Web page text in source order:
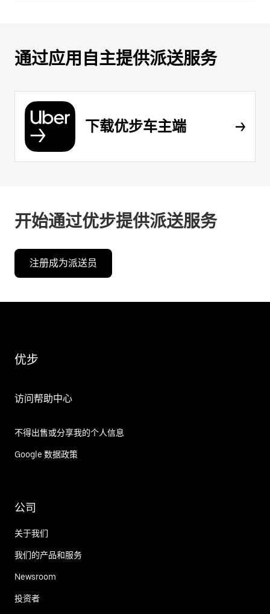
通过应用自主提供派送服务
下载优步车主端
开始通过优步提供派送服务
注册成为派送员
优步
访问帮助中心
不得出售或分享我的个人信息
Google 数据政策
公司
关于我们
我们的产品和服务
Newsroom
投资者